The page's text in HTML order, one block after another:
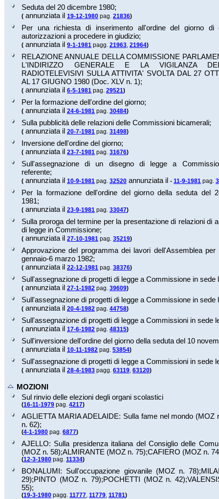
Seduta del 20 dicembre 1980;
( annunziata il 19-12-1980 pag. 21836)
Per una richiesta di inserimento all'ordine del giorno di
autorizzazioni a procedere in giudizio;
( annunziata il 9-1-1981 pagg. 21963 21964)
RELAZIONE ANNUALE DELLA COMMISSIONE
L'INDIRIZZO GENERALE E LA VIGILANZA
RADIOTELEVISIVI SULLA ATTIVITA' SVOLTA DAL 27
AL 17 GIUGNO 1980 (Doc. XLV n. 1);
( annunziata il 6-5-1981 pag. 29521)
Per la formazione dell'ordine del giorno;
( annunziata il 24-6-1981 pag. 30484)
Sulla pubblicità delle relazioni delle Commissioni bicamerali;
( annunziata il 20-7-1981 pag. 31498)
Inversione dell'ordine del giorno;
( annunziata il 23-7-1981 pag. 31676)
Sull'assegnazione di un disegno di legge a
referente;
( annunziata il 10-9-1981 pag. 32520 annunziata il - 11-9-1981 pag.
Per la formazione dell'ordine del giorno della seduta del
1981;
( annunziata il 23-9-1981 pag. 33047)
Sulla proroga del termine per la presentazione di relazioni di
di legge in Commissione;
( annunziata il 27-10-1981 pag. 35219)
Approvazione del programma dei lavori dell'Assemblea per
gennaio-6 marzo 1982;
( annunziata il 22-12-1981 pag. 38376)
Sull'assegnazione di progetti di legge a Commissione in sede
( annunziata il 27-1-1982 pag. 39609)
Sull'assegnazione di progetti di legge a Commissione in sede
( annunziata il 20-4-1982 pag. 44758)
Sull'assegnazione di progetti di legge a Commissioni in sede
( annunziata il 17-6-1982 pag. 48315)
Sull'inversione dell'ordine del giorno della seduta del 10
( annunziata il 10-11-1982 pag. 53854)
Sull'assegnazione di progetti di legge a Commissioni in sede
( annunziata il 28-4-1983 pagg. 63119 63120)
MOZIONI
Sul rinvio delle elezioni degli organi scolastici
(16-11-1979 pag. 4217)
AGLIETTA MARIA ADELAIDE: Sulla fame nel mondo (MOZ
n. 62);
(4-1-1980 pag. 6877)
AJELLO: Sulla presidenza italiana del Consiglio delle
(MOZ n. 58);ALMIRANTE (MOZ n. 75);CAFIERO (MOZ n. 74
(12-3-1980 pag. 11334)
BONALUMI: Sull'occupazione giovanile (MOZ n.78);
29);PINTO (MOZ n. 79);POCHETTI (MOZ n. 42);
55);
(19-3-1980 pagg. 11777 11779 11781)